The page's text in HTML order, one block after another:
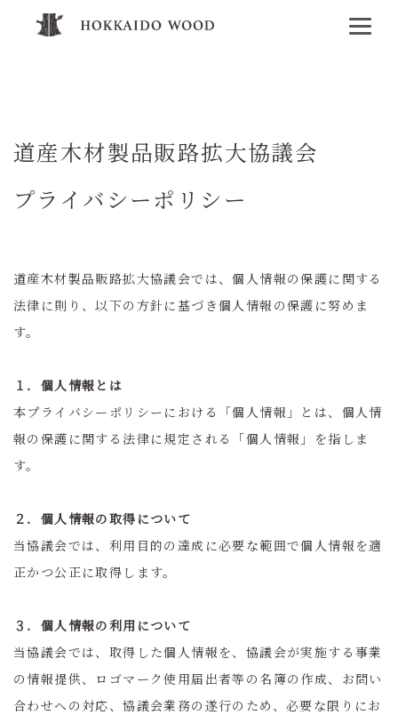
道産木材製品販路拡大協議会
プライバシーポリシー
道産木材製品販路拡大協議会では、個人情報の保護に関する
法律に則り、以下の方針に基づき個人情報の保護に努めま
す。
１．個人情報とは
本プライバシーポリシーにおける「個人情報」とは、個人情
報の保護に関する法律に規定される「個人情報」を指しま
す。
２．個人情報の取得について
当協議会では、利用目的の達成に必要な範囲で個人情報を適
正かつ公正に取得します。
３．個人情報の利用について
当協議会では、取得した個人情報を、協議会が実施する事業
の情報提供、ロゴマーク使用届出者等の名簿の作成、お問い
合わせへの対応、協議会業務の遂行のため、必要な限りにお